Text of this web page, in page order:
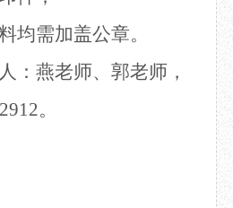
均需加盖公章。
：燕老师、郭老师，
。